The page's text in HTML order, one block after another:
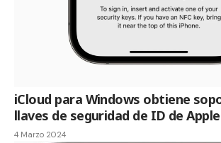
iCloud para Windows obtiene
llaves de seguridad de ID de Apple
4 Marzo 2024